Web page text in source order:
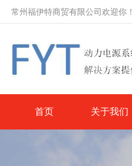
常州福伊特商贸有限公司欢迎你！
首页 关于我们